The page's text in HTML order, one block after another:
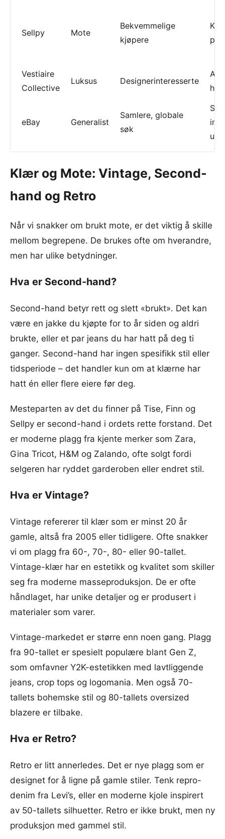
Sellpy Mote
Bekvemmelige
kjøpere
Vestiaire
Collective
Luksus Designerinteresserte
eBay Generalist
Samlere, globale
søk
Klær og Mote: Vintage, Second-
hand og Retro
Når vi snakker om brukt mote, er det viktig å skille
mellom begrepene. De brukes ofte om hverandre,
men har ulike betydninger.
Hva er Second-hand?
Second-hand betyr rett og slett «brukt». Det kan
være en jakke du kjøpte for to år siden og aldri
brukte, eller et par jeans du har hatt på deg ti
ganger. Second-hand har ingen spesifikk stil eller
tidsperiode – det handler kun om at klærne har
hatt én eller flere eiere før deg.
Mesteparten av det du finner på Tise, Finn og
Sellpy er second-hand i ordets rette forstand. Det
er moderne plagg fra kjente merker som Zara,
Gina Tricot, H&M og Zalando, ofte solgt fordi
selgeren har ryddet garderoben eller endret stil.
Hva er Vintage?
Vintage refererer til klær som er minst 20 år
gamle, altså fra 2005 eller tidligere. Ofte snakker
vi om plagg fra 60-, 70-, 80- eller 90-tallet.
Vintage-klær har en estetikk og kvalitet som skiller
seg fra moderne masseproduksjon. De er ofte
håndlaget, har unike detaljer og er produsert i
materialer som varer.
Vintage-markedet er større enn noen gang. Plagg
fra 90-tallet er spesielt populære blant Gen Z,
som omfavner Y2K-estetikken med lavtliggende
jeans, crop tops og logomania. Men også 70-
tallets bohemske stil og 80-tallets oversized
blazere er tilbake.
Hva er Retro?
Retro er litt annerledes. Det er nye plagg som er
designet for å ligne på gamle stiler. Tenk repro-
denim fra Levi’s, eller en moderne kjole inspirert
av 50-tallets silhuetter. Retro er ikke brukt, men ny
produksjon med gammel stil.